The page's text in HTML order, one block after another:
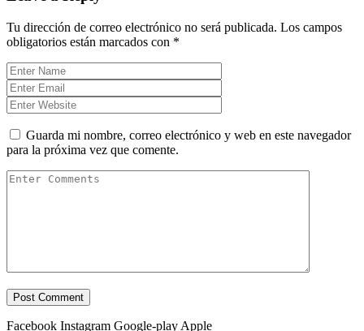
Tu dirección de correo electrónico no será publicada. Los campos
obligatorios están marcados con *
Guarda mi nombre, correo electrónico y web en este navegador
para la próxima vez que comente.
Facebook Instagram Google-play Apple